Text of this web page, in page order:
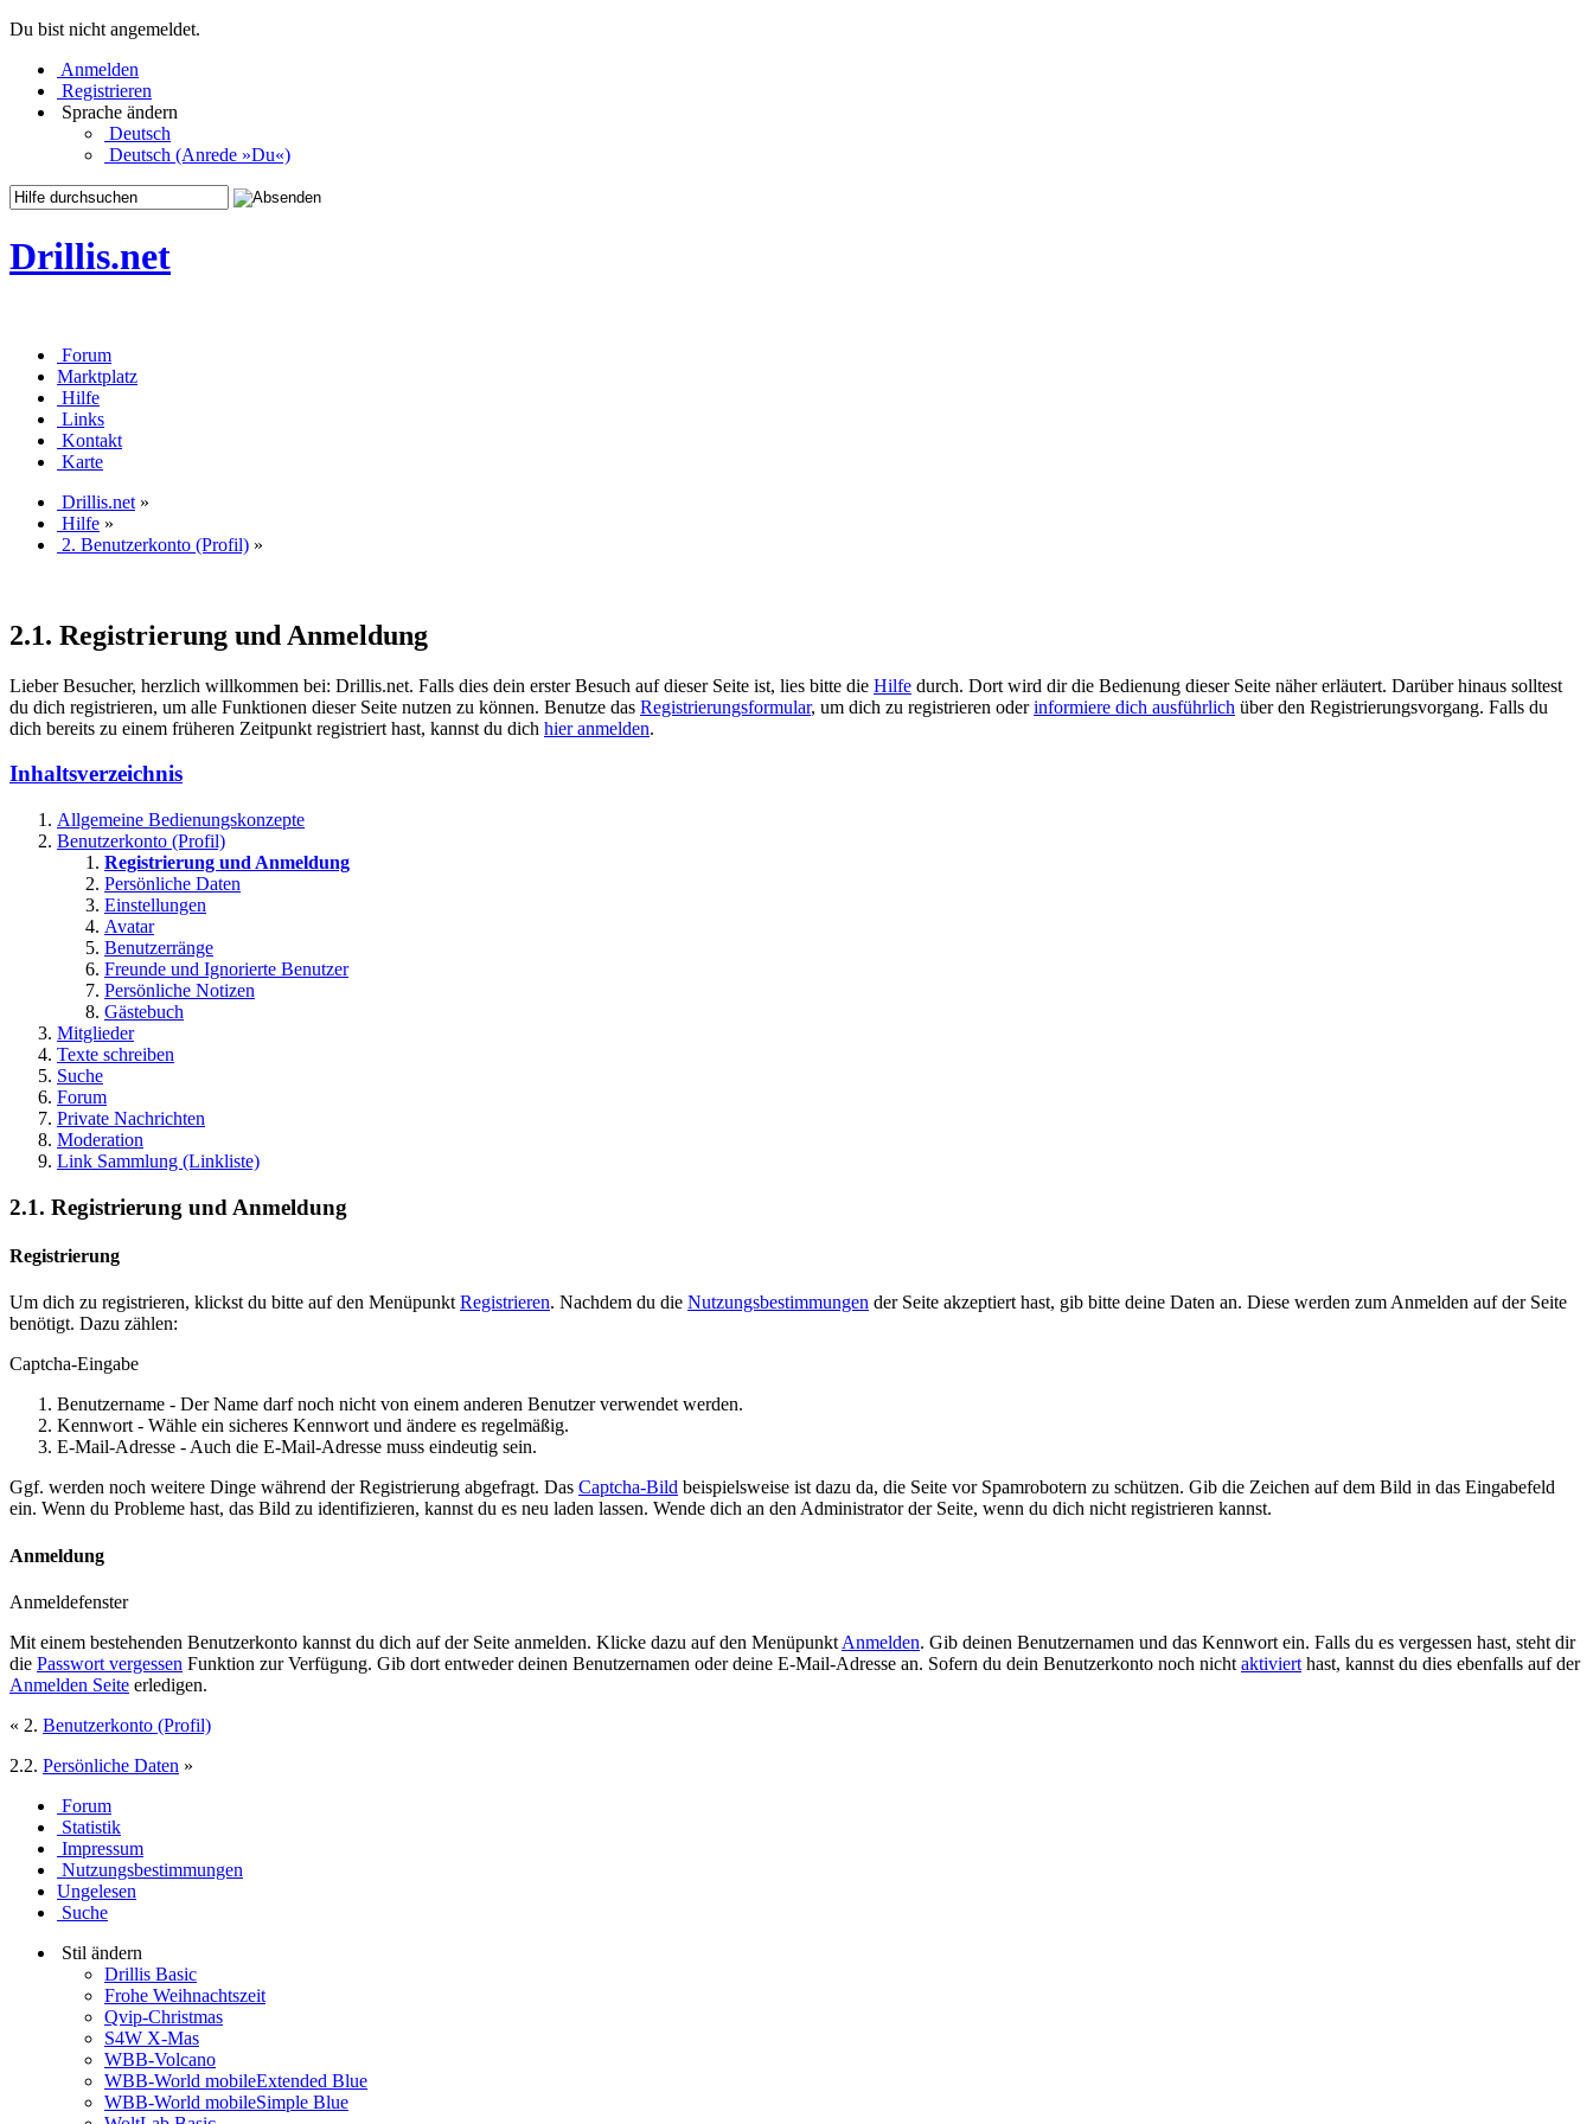
Du bist nicht angemeldet.
Anmelden
Registrieren
Sprache ändern
Deutsch
Deutsch (Anrede »Du«)
Drillis.net
Forum
Marktplatz
Hilfe
Links
Kontakt
Karte
Drillis.net »
Hilfe »
2. Benutzerkonto (Profil) »
2.1. Registrierung und Anmeldung
Lieber Besucher, herzlich willkommen bei: Drillis.net. Falls dies dein erster Besuch auf dieser Seite ist, lies bitte die Hilfe durch. Dort wird dir die Bedienung dieser Seite näher erläutert. Darüber hinaus solltest
du dich registrieren, um alle Funktionen dieser Seite nutzen zu können. Benutze das Registrierungsformular, um dich zu registrieren oderinformiere dich ausführlich über den Registrierungsvorgang. Falls du
dich bereits zu einem früheren Zeitpunkt registriert hast, kannst du dich hier anmelden.
Inhaltsverzeichnis
Allgemeine Bedienungskonzepte
Benutzerkonto (Profil)
Registrierung und Anmeldung
Persönliche Daten
Einstellungen
Avatar
Benutzerränge
Freunde und Ignorierte Benutzer
Persönliche Notizen
Gästebuch
Mitglieder
Texte schreiben
Suche
Forum
Private Nachrichten
Moderation
Link Sammlung (Linkliste)
2.1. Registrierung und Anmeldung
Registrierung
Um dich zu registrieren, klickst du bitte auf den Menüpunkt Registrieren. Nachdem du die Nutzungsbestimmungen der Seite akzeptiert hast, gib bitte deine Daten an. Diese werden zum Anmelden auf der Seite
benötigt. Dazu zählen:
Captcha-Eingabe
Benutzername - Der Name darf noch nicht von einem anderen Benutzer verwendet werden.
Kennwort - Wähle ein sicheres Kennwort und ändere es regelmäßig.
E-Mail-Adresse - Auch die E-Mail-Adresse muss eindeutig sein.
Ggf. werden noch weitere Dinge während der Registrierung abgefragt. Das Captcha-Bild beispielsweise ist dazu da, die Seite vor Spamrobotern zu schützen. Gib die Zeichen auf dem Bild in das Eingabefeld
ein. Wenn du Probleme hast, das Bild zu identifizieren, kannst du es neu laden lassen. Wende dich an den Administrator der Seite, wenn du dich nicht registrieren kannst.
Anmeldung
Anmeldefenster
Mit einem bestehenden Benutzerkonto kannst du dich auf der Seite anmelden. Klicke dazu auf den Menüpunkt Anmelden. Gib deinen Benutzernamen und das Kennwort ein. Falls du es vergessen hast, steht dir
die Passwort vergessen Funktion zur Verfügung. Gib dort entweder deinen Benutzernamen oder deine E-Mail-Adresse an. Sofern du dein Benutzerkonto noch nicht aktiviert hast, kannst du dies ebenfalls auf der
Anmelden Seite erledigen.
« 2. Benutzerkonto (Profil)
2.2. Persönliche Daten »
Forum
Statistik
Impressum
Nutzungsbestimmungen
Ungelesen
Suche
Stil ändern
Drillis Basic
Frohe Weihnachtszeit
Qvip-Christmas
S4W X-Mas
WBB-Volcano
WBB-World mobileExtended Blue
WBB-World mobileSimple Blue